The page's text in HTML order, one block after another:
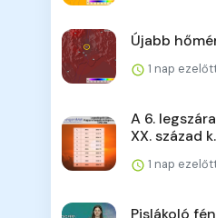
Újabb
1 nap
A 6.
XX. század
1 nap